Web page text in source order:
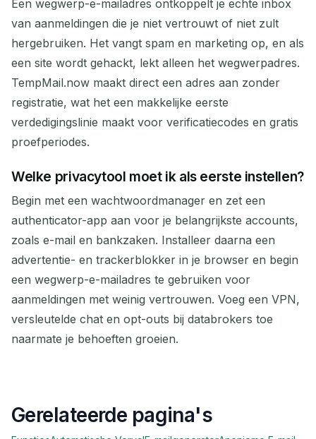
Een wegwerp-e-mailadres ontkoppelt je echte inbox
van aanmeldingen die je niet vertrouwt of niet zult
hergebruiken. Het vangt spam en marketing op, en als
een site wordt gehackt, lekt alleen het wegwerpadres.
TempMail.now maakt direct een adres aan zonder
registratie, wat het een makkelijke eerste
verdedigingslinie maakt voor verificatiecodes en gratis
proefperiodes.
Welke privacytool moet ik als eerste instellen?
Begin met een wachtwoordmanager en zet een
authenticator-app aan voor je belangrijkste accounts,
zoals e-mail en bankzaken. Installeer daarna een
advertentie- en trackerblokker in je browser en begin
een wegwerp-e-mailadres te gebruiken voor
aanmeldingen met weinig vertrouwen. Voeg een VPN,
versleutelde chat en opt-outs bij databrokers toe
naarmate je behoeften groeien.
Gerelateerde pagina's